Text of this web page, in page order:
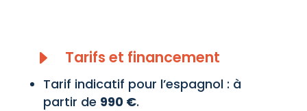
E Tarifs et financement
Tarif indicatif pour l’espagnol : à
partir de 990 €.